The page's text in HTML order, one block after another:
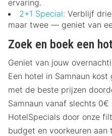
ervaring.
2+1 Special: Verblijf
maar twee — geniet van
Zoek en boek een
Geniet van jouw
Een hotel in Samnaun
met de beste prijzen
Samnaun vanaf slechts
HotelSpecials door onze
budget en voorkeuren aan